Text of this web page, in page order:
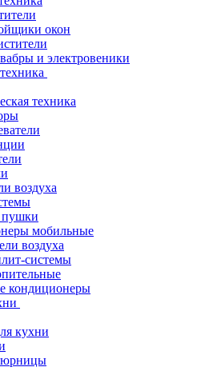
окон
и электровеники
техника
воздуха
пушки
мобильные
воздуха
системы
кондиционеры
кухни